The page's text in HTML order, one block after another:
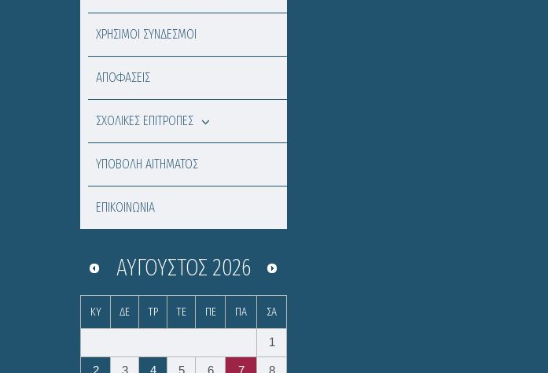
ΧΡΗΣΙΜΟΙ ΣΥΝΔΕΣΜΟΙ
ΑΠΟΦΑΣΕΙΣ
ΣΧΟΛΙΚΕΣ ΕΠΙΤΡΟΠΕΣ
ΥΠΟΒΟΛΗ ΑΙΤΗΜΑΤΟΣ
ΕΠΙΚΟΙΝΩΝΙΑ
ΑΎΓΟΥΣΤΟΣ 2026
ΚΥ ΔΕ ΤΡ ΤΕ ΠΕ ΠΑ ΣΑ
1